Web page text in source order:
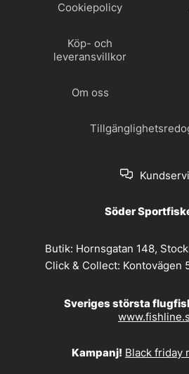
Cookiepolicy
Köp- och
leveransvillkor
Om oss
Söder
Butik: Hornsgatan 148,
Click & Collect: Kontovägen
Sveriges största
Kampanj! Black friday